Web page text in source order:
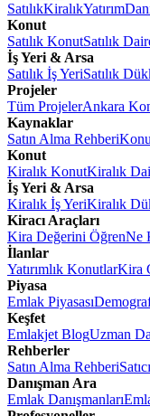
SatılıkKiralıkYatırım
Konut
Satılık KonutSatılık
İş Yeri & Arsa
Satılık İş YeriSatılık
Projeler
Tüm ProjelerAnkara
Kaynaklar
Satın Alma Rehberi
Konut
Kiralık KonutKiralık
İş Yeri & Arsa
Kiralık İş YeriKiralık
Kiracı Araçları
Kira Değerini ÖğrenNe
İlanlar
Yatırımlık KonutlarKira
Piyasa
Emlak Piyasası
Keşfet
Emlakjet BlogUzman
Rehberler
Satın Alma Rehberi
Danışman Ara
Emlak Danışmanları